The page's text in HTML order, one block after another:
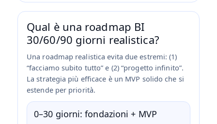
Qual è una roadmap BI
30/60/90 giorni realistica?
Una roadmap realistica evita due estremi: (1)
“facciamo subito tutto” e (2) “progetto infinito”.
La strategia più efficace è un MVP solido che si
estende per priorità.
0–30 giorni: fondazioni + MVP